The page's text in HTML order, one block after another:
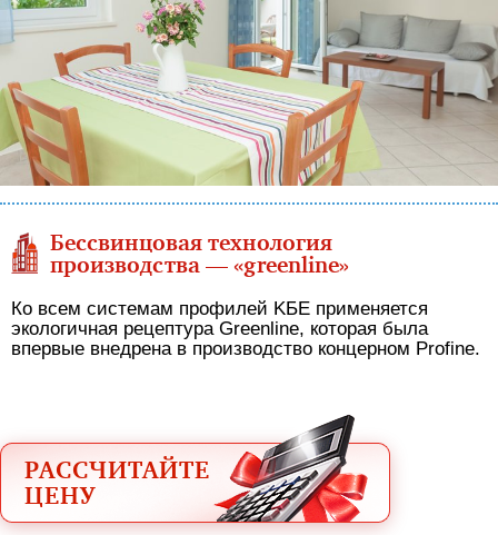
Бессвинцовая технология
производства — «greenline»
Ко всем системам профилей KБE применяется
экологичная рецептура Greenline, которая была
впервые внедрена в производство концерном Profine.
РАССЧИТАЙТЕ
ЦЕНУ